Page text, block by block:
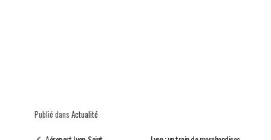
Publié dans Actualité